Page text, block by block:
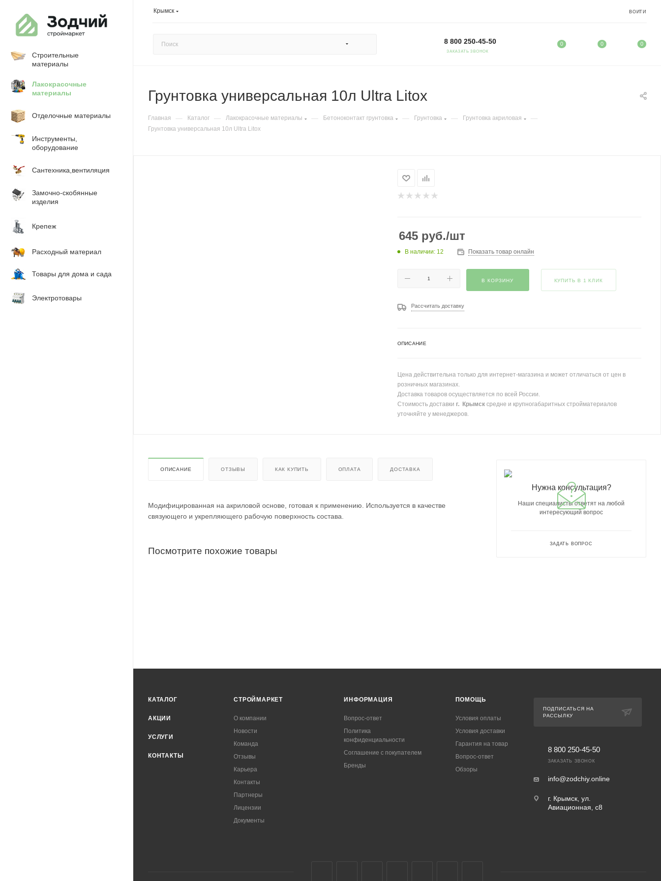
Крымск ВОЙТИ
8 800 250-45-50
ЗАКАЗАТЬ ЗВОНОК
0 0 0
Строительные
материалы
Лакокрасочные
материалы
Отделочные материалы
Инструменты,
оборудование
Сантехника,вентиляция
Замочно-скобянные
изделия
Крепеж
Расходный материал
Товары для дома и сада
Электротовары
Грунтовка универсальная 10л Ultra Litox
Главная — Каталог — Лакокрасочные материалы — Бетоноконтакт грунтовка — Грунтовка — Грунтовка акриловая —
Грунтовка универсальная 10л Ultra Litox
645руб./шт
В наличии: 12 Показать товар онлайн
В КОРЗИНУ КУПИТЬ В 1 КЛИК
Рассчитать доставку
ОПИСАНИЕ
Цена действительна только для интернет-магазина и может отличаться от цен в
розничных магазинах.
Доставка товаров осуществляется по всей России.
Стоимость доставки г. Крымсксредне и крупногабаритных стройматериалов
уточняйте у менеджеров.
ОПИСАНИЕ ОТЗЫВЫ КАК КУПИТЬ ОПЛАТА ДОСТАВКА
Модифицированная на акриловой основе, готовая к применению. Используется в качестве
связующего и укрепляющего рабочую поверхность состава.
Посмотрите похожие товары
Нужна консультация?
Наши специалисты ответят на любой
интересующий вопрос
ЗАДАТЬ ВОПРОС
КАТАЛОГ
АКЦИИ
УСЛУГИ
КОНТАКТЫ
СТРОЙМАРКЕТ
О компании
Новости
Команда
Отзывы
Карьера
Контакты
Партнеры
Лицензии
Документы
ИНФОРМАЦИЯ
Вопрос-ответ
Политика
конфиденциальности
Соглашение с покупателем
Бренды
ПОМОЩЬ
Условия оплаты
Условия доставки
Гарантия на товар
Вопрос-ответ
Обзоры
ПОДПИСАТЬСЯ НА
РАССЫЛКУ
8 800 250-45-50
ЗАКАЗАТЬ ЗВОНОК
info@zodchiy.online
г. Крымск, ул.
Авиационная, с8